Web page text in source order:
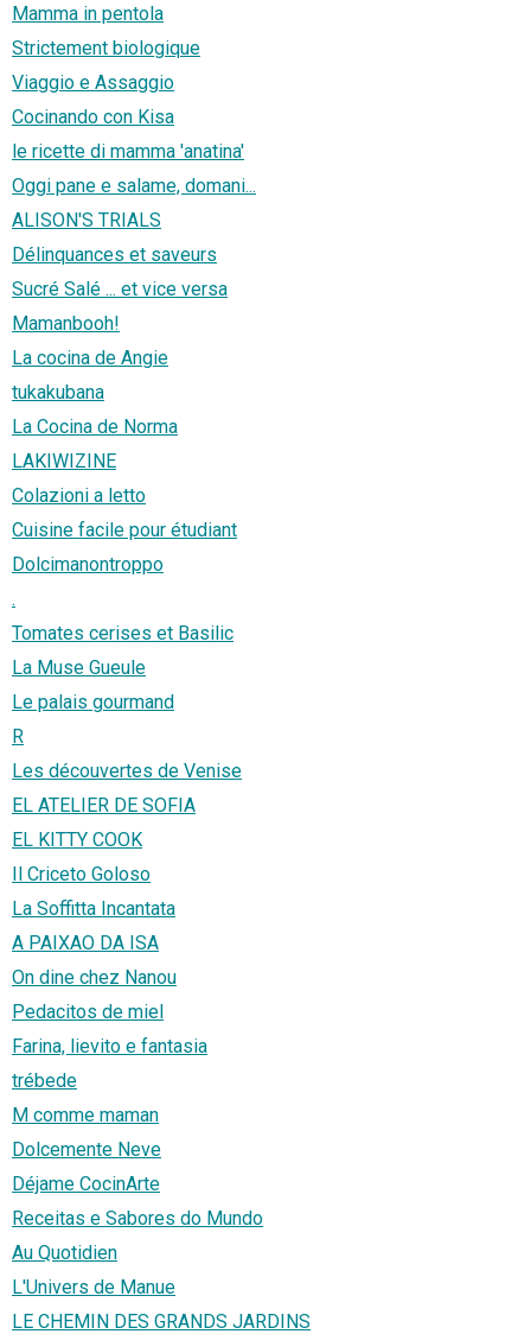
Mamma in pentola
Strictement biologique
Viaggio e Assaggio
Cocinando con Kisa
le ricette di mamma 'anatina'
Oggi pane e salame, domani...
ALISON'S TRIALS
Délinquances et saveurs
Sucré Salé ... et vice versa
Mamanbooh!
La cocina de Angie
tukakubana
La Cocina de Norma
LAKIWIZINE
Colazioni a letto
Cuisine facile pour étudiant
Dolcimanontroppo
.
Tomates cerises et Basilic
La Muse Gueule
Le palais gourmand
R
Les découvertes de Venise
EL ATELIER DE SOFIA
EL KITTY COOK
Il Criceto Goloso
La Soffitta Incantata
A PAIXAO DA ISA
On dine chez Nanou
Pedacitos de miel
Farina, lievito e fantasia
trébede
M comme maman
Dolcemente Neve
Déjame CocinArte
Receitas e Sabores do Mundo
Au Quotidien
L'Univers de Manue
LE CHEMIN DES GRANDS JARDINS